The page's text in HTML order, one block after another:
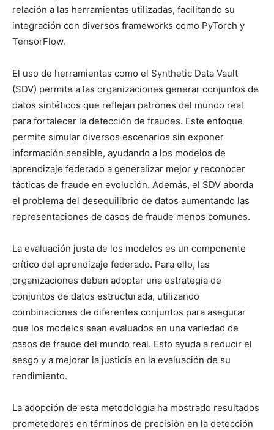
relación a las herramientas utilizadas, facilitando su
integración con diversos frameworks como PyTorch y
TensorFlow.
El uso de herramientas como el Synthetic Data Vault
(SDV) permite a las organizaciones generar conjuntos de
datos sintéticos que reflejan patrones del mundo real
para fortalecer la detección de fraudes. Este enfoque
permite simular diversos escenarios sin exponer
información sensible, ayudando a los modelos de
aprendizaje federado a generalizar mejor y reconocer
tácticas de fraude en evolución. Además, el SDV aborda
el problema del desequilibrio de datos aumentando las
representaciones de casos de fraude menos comunes.
La evaluación justa de los modelos es un componente
crítico del aprendizaje federado. Para ello, las
organizaciones deben adoptar una estrategia de
conjuntos de datos estructurada, utilizando
combinaciones de diferentes conjuntos para asegurar
que los modelos sean evaluados en una variedad de
casos de fraude del mundo real. Esto ayuda a reducir el
sesgo y a mejorar la justicia en la evaluación de su
rendimiento.
La adopción de esta metodología ha mostrado resultados
prometedores en términos de precisión en la detección